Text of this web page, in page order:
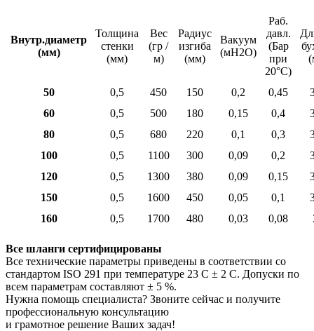
Внутр.диаметр
(мм)
Толщина
стенки
(мм)
Вес
(гр /
м)
Радиус
изгиба
(мм)
Вакуум
(мН2О)
Раб.
давл.
(Бар
при
20°С)
50 0,5 450 150 0,2 0,45
60
0,5 500 180 0,15 0,4
80
0,5 680 220 0,1 0,3
100
0,5 1100 300 0,09 0,2
120
0,5 1300 380 0,09 0,15
150
0,5 1600 450 0,05 0,1
160
0,5 1700 480 0,03 0,08
Все шланги сертифицированы
Все технические параметры приведены в соответствии со
стандартом ISO 291 при температуре 23 С ± 2 С. Допуски по
всем параметрам составляют ± 5 %.
Нужна помощь специалиста? Звоните сейчас и получите
профессиональную консультацию
и грамотное решение Ваших задач!